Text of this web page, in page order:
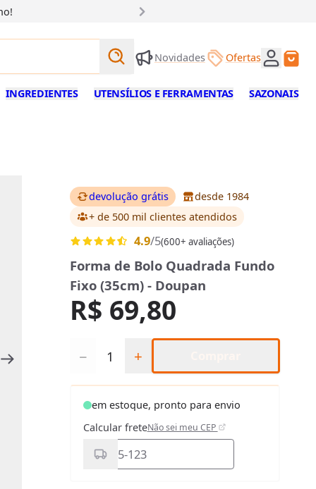
Buscar produtos
Buscar
Novidades Ofertas
INGREDIENTES UTENSÍLIOS E FERRAMENTAS SAZONAIS
devolução grátis
desde 1984
+ de 500 mil clientes atendidos
4.9/5(600+ avaliações)
Forma de Bolo Quadrada Fundo
Fixo (35cm) - Doupan
R$ 69,80
− +
em estoque, pronto para envio
Calcular freteNão sei meu CEP